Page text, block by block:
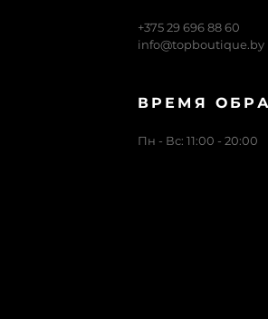
+375 29 696 88 60
info@topboutique.by
ВРЕМЯ
Пн - Вс: 11:00 - 20:00